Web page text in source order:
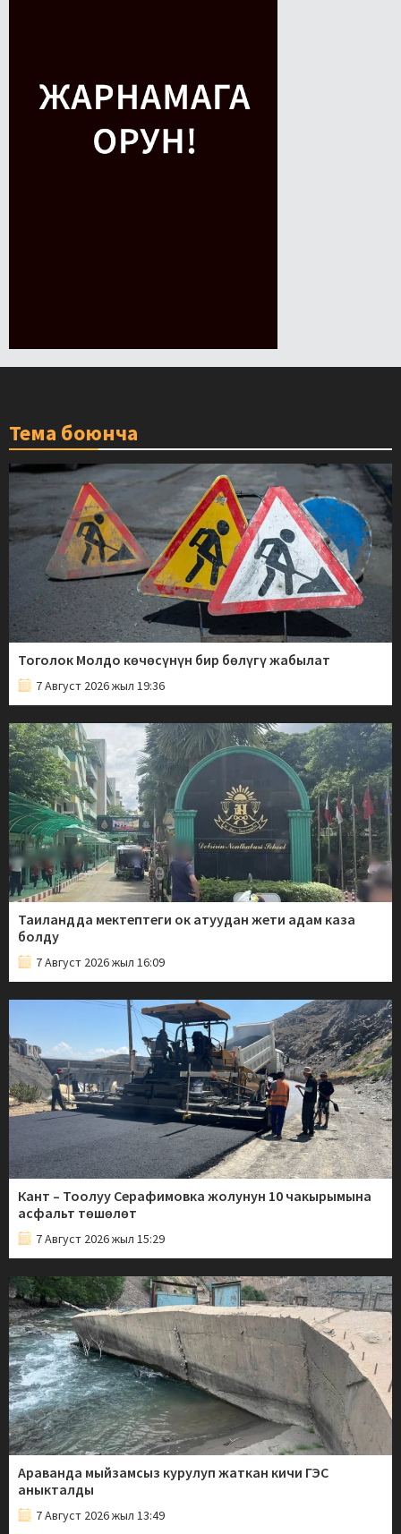
Тема боюнча
Тоголок Молдо көчөсүнүн бир бөлүгү жабылат
7 Август 2026 жыл 19:36
Таиландда мектептеги ок атуудан жети адам каза
болду
7 Август 2026 жыл 16:09
Кант – Тоолуу Серафимовка жолунун 10 чакырымына
асфальт төшөлөт
7 Август 2026 жыл 15:29
Араванда мыйзамсыз курулуп жаткан кичи ГЭС
аныкталды
7 Август 2026 жыл 13:49